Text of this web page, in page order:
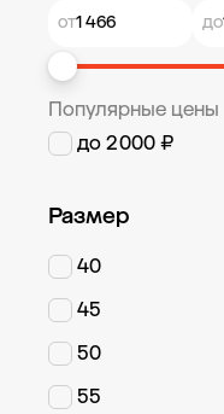
от до
Популярные цены
до 2 000 ₽
Размер
40
45
50
55